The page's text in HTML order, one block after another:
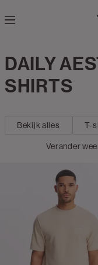
direct naar
zoekbalk
Navigeer
direct
Daily
Aesthetikz
DAILY
SHIRTS
Bekijk alles T-
Verander